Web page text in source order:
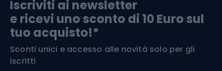
Arrampicata
Medicina dello sport
Iscriviti ai newsletter
e ricevi uno sconto di 10 Euro sul
tuo acquisto!*
Sconti unici e accesso alle novità solo per gli
iscritti